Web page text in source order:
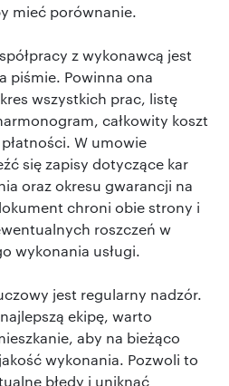
mieć porównanie.
z wykonawcą jest
piśmie. Powinna ona
wszystkich prac, listę
całkowity koszt
W umowie
się zapisy dotyczące kar
oraz okresu gwarancji na
chroni obie strony i
roszczeń w
wykonania usługi.
jest regularny nadzór.
ekipę, warto
aby na bieżąco
wykonania. Pozwoli to
błędy i uniknąć